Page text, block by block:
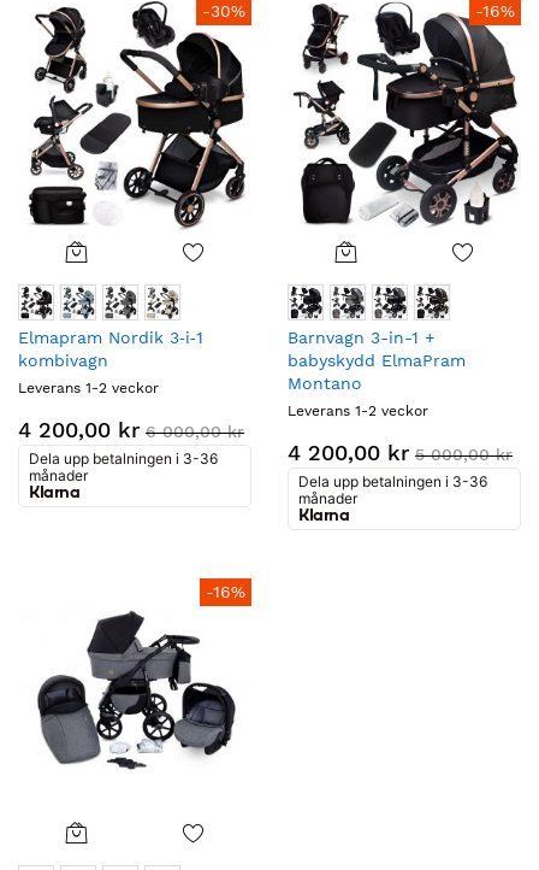
-30%
Elmapram Nordik 3‑i‑1
kombivagn
Leverans 1-2 veckor
4 200,00 kr 6 000,00 kr
Dela upp betalningen i 3-36
månader
Klarna
-16%
Barnvagn 3-in-1 +
babyskydd ElmaPram
Montano
Leverans 1-2 veckor
4 200,00 kr 5 000,00 kr
Dela upp betalningen i 3-36
månader
Klarna
-16%